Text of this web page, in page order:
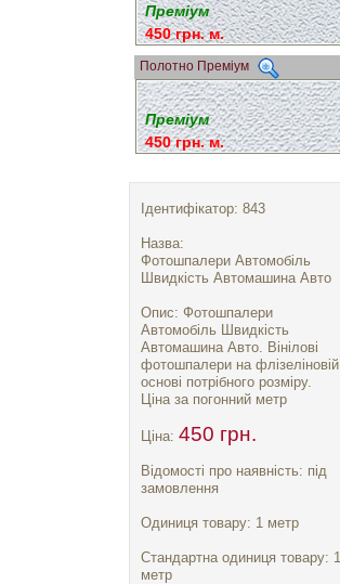
Преміум
450 грн. м.
Полотно Преміум
Преміум
450 грн. м.
Ідентифікатор: 843
Назва:
Фотошпалери Автомобіль
Швидкість Автомашина Авто
Опис: Фотошпалери
Автомобіль Швидкість
Автомашина Авто. Вінілові
фотошпалери на флізеліновій
основі потрібного розміру.
Ціна за погонний метр
Ціна: 450 грн.
Відомості про наявність: під
замовлення
Одиниця товару: 1 метр
Стандартна одиниця товару: 1
метр